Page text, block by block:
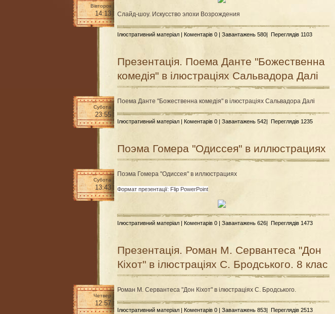
Вівторок
14:13 Слайд-шоу. Искусство элохи Возрождения
Ілюстративний матеріал | Коментарів 0 | Завантажень 580| Переглядів 1103
Презентація. Поема Данте "Божественна
комедія" в ілюстраціях Сальвадора Далі
Субота
23:55
Поема Данте "Божественна комедія" в ілюстраціях Сальвадора Далі
Ілюстративний матеріал | Коментарів 0 | Завантажень 542| Переглядів 1235
Поэма Гомера "Одиссея" в иллюстрациях
Субота
13:43
Поэма Гомера "Одиссея" в иллюстрациях
Формат презентації: Flip PowerPoint
Ілюстративний матеріал | Коментарів 0 | Завантажень 626| Переглядів 1473
Презентація. Роман М. Сервантеса "Дон
Кіхот" в ілюстраціях С. Бродського. 8 клас
Четвер
12:57
Роман М. Сервантеса "Дон Кіхот" в ілюстраціях С. Бродського.
Ілюстративний матеріал | Коментарів 0 | Завантажень 853| Переглядів 2513